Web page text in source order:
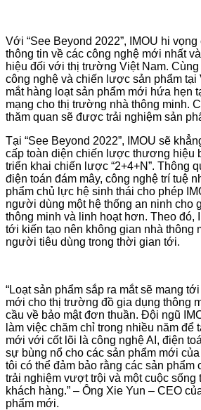
Với “See Beyond 2022”, IMOU hi
thông tin về các công nghệ mới nhất
hiệu đối với thị trường Việt Nam.
công nghệ và chiến lược sản phẩm tại
mắt hàng loạt sản phẩm mới hứa hẹn
mạng cho thị trường nhà thông minh.
thăm quan sẽ được trải nghiệm sản
Tại “See Beyond 2022”, IMOU sẽ
cấp toàn diện chiến lược thương hiệu
triển khai chiến lược “2+4+N”. Thông
điện toán đám mây, công nghệ trí tuệ
phẩm chủ lực hệ sinh thái cho phép
người dùng một hệ thống an ninh cho
thông minh và linh hoạt hơn. Theo đó,
tới kiến tạo nên không gian nhà thông
người tiêu dùng trong thời gian tới.
“Loạt sản phẩm sắp ra mắt sẽ mang
mới cho thị trường đồ gia dụng thông
cầu về bảo mật đơn thuần. Đội ngũ
làm việc chăm chỉ trong nhiều năm để
mới với cốt lõi là công nghệ AI, điện
sự bùng nổ cho các sản phẩm mới
tôi có thể đảm bảo rằng các sản phẩm
trải nghiệm vượt trội và một cuộc sống
khách hàng.” – Ông Xie Yun – CEO
phẩm mới.